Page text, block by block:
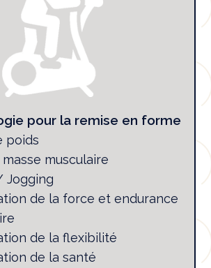
pour la remise en forme
poids
musculaire
Jogging
de la force et endurance
de la flexibilité
de la santé